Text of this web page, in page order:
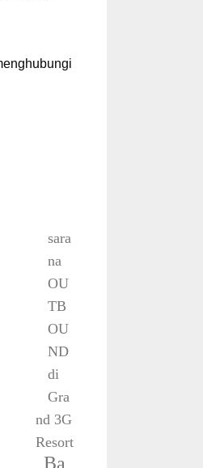
sara
na
OU
TB
OU
ND
di
Gra
nd 3G
Resort
Ba